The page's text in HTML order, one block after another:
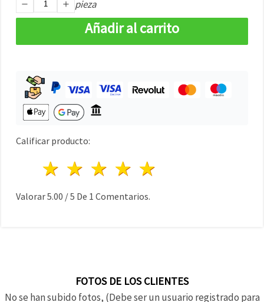
pieza
Añadir al carrito
Calificar producto:
4 estrellas
3 estrellas
2 estrellas
1 estrella
Valorar5.00 /5 De 1 Comentarios.
FOTOS DE LOS CLIENTES
No se han subido fotos, (Debe ser un usuario registrado para